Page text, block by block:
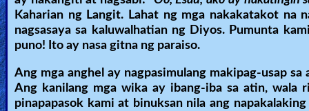
Videos
🎞
Worship
Music
Kaharian ng Langit. Lahat ng mga nakakatakot na
nagsasaya sa kaluwalhatian ng Diyos. Pumunta
puno! Ito ay nasa gitna ng paraiso.
Ang mga anghel ay nagpasimulang makipag-usap
Ang kanilang mga wika ay ibang-iba sa atin, wala
pinapapasok kami at binuksan nila ang